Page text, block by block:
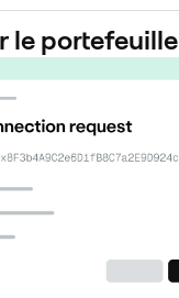
le portefeuille